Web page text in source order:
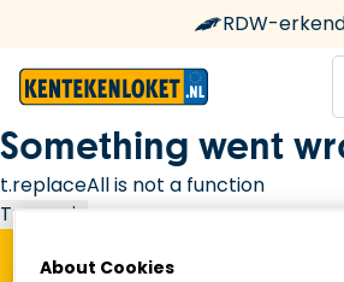
RDW-
Something went
t.replaceAll is not a function
Try again
About Cookies